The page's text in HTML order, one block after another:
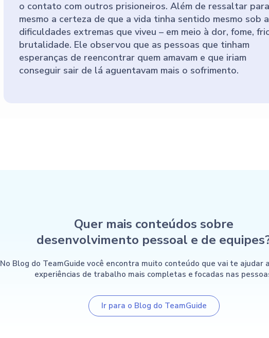
o contato com outros prisioneiros. Além de ressaltar
mesmo a certeza de que a vida tinha sentido mesmo sob
dificuldades extremas que viveu – em meio à dor, fome,
brutalidade. Ele observou que as pessoas que tinham
esperanças de reencontrar quem amavam e que iriam
conseguir sair de lá aguentavam mais o sofrimento.
Quer mais conteúdos sobre
desenvolvimento pessoal e de
No Blog do TeamGuide você encontra muito conteúdo que vai te ajudar
experiências de trabalho mais completas e focadas nas
Ir para o Blog do TeamGuide